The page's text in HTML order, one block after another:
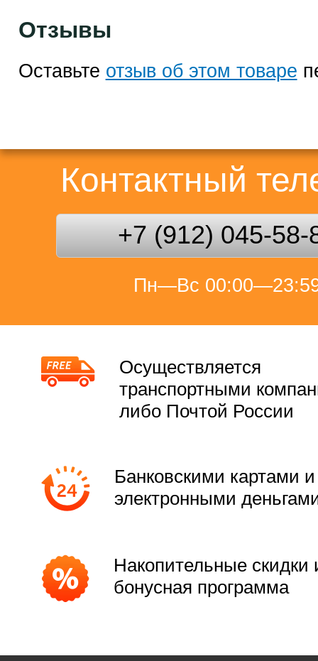
Отзывы
Оставьте отзыв об этом товаре
Контактный
+7 (912) 045-58-
Пн—Вс
Осуществляется
транспортными
либо Почтой России
Банковскими картами и
электронными
Накопительные скидки
бонусная программа